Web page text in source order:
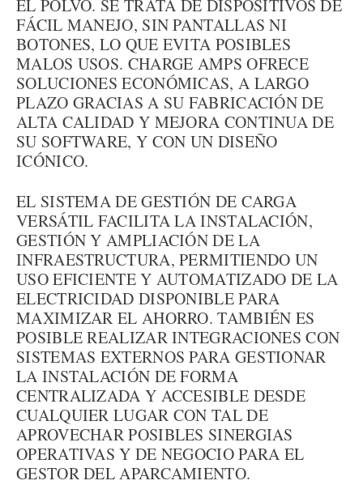
EL POLVO. SE TRATA DE DISPOSITIVOS DE
FÁCIL MANEJO, SIN PANTALLAS NI
BOTONES, LO QUE EVITA POSIBLES
MALOS USOS. CHARGE AMPS OFRECE
SOLUCIONES ECONÓMICAS, A LARGO
PLAZO GRACIAS A SU FABRICACIÓN DE
ALTA CALIDAD Y MEJORA CONTINUA DE
SU SOFTWARE, Y CON UN DISEÑO
ICÓNICO.
EL SISTEMA DE GESTIÓN DE CARGA
VERSÁTIL FACILITA LA INSTALACIÓN,
GESTIÓN Y AMPLIACIÓN DE LA
INFRAESTRUCTURA, PERMITIENDO UN
USO EFICIENTE Y AUTOMATIZADO DE LA
ELECTRICIDAD DISPONIBLE PARA
MAXIMIZAR EL AHORRO. TAMBIÉN ES
POSIBLE REALIZAR INTEGRACIONES CON
SISTEMAS EXTERNOS PARA GESTIONAR
LA INSTALACIÓN DE FORMA
CENTRALIZADA Y ACCESIBLE DESDE
CUALQUIER LUGAR CON TAL DE
APROVECHAR POSIBLES SINERGIAS
OPERATIVAS Y DE NEGOCIO PARA EL
GESTOR DEL APARCAMIENTO.